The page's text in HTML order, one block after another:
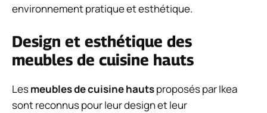
environnement pratique et esthétique.
Design et esthétique des
meubles de cuisine hauts
Lesmeubles de cuisine hautsproposés par Ikea
sont reconnus pour leur design et leur